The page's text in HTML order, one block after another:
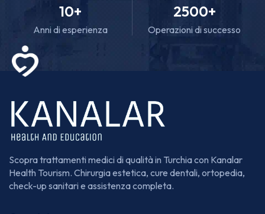
10+
Anni di esperienza
2500+
Operazioni di successo
Scopra trattamenti medici di qualità in Turchia con Kanalar
Health Tourism. Chirurgia estetica, cure dentali, ortopedia,
check-up sanitari e assistenza completa.